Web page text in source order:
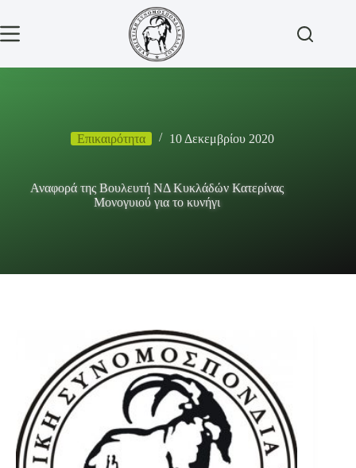
περιεχόμενο
Επικαιρότητα 10 Δεκεμβρίου 2020
Αναφορά της Βουλευτή ΝΔ Κυκλάδών Κατερίνας
Μονογυιού για το κυνήγι